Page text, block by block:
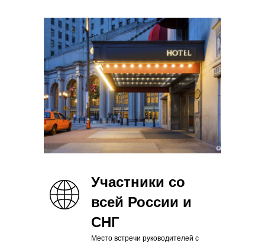
Место встречи руководителей с
Участники со
всей России и
СНГ